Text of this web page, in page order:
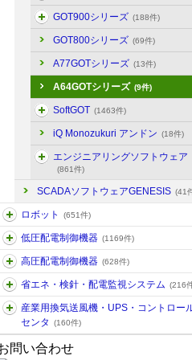
GOT900シリーズ (188件)
GOT800シリーズ (69件)
A77GOTシリーズ (13件)
A64GOTシリーズ (9件)
SoftGOT (1463件)
iQ Monozukuri アンドン (18件)
エンジニアリングソフトウェア
(861件)
SCADAソフトウェアGENESIS (41
ロボット (651件)
低圧配電制御機器 (1169件)
高圧配電制御機器 (628件)
省エネ・検針・配電監視システム (216
産業用換気送風機・UPS・コントロー
センタ
(160件)
問い合わせ